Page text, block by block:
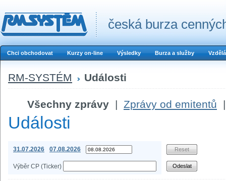
česká burza
Chci obchodovat Kurzy on-line Výsledky Burza a služby
RM-SYSTÉM Události
Všechny zprávy | Zprávy od emitentů |
Události
31.07.2026 07.08.2026
Výběr CP (Ticker)